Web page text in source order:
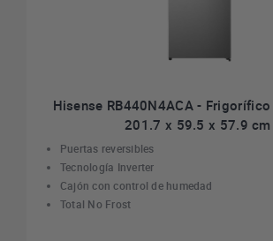
Hisense RB440N4ACA -
201.7 x 59.5 x 57.9 cm
Puertas reversibles
Tecnología Inverter
Cajón con control de humedad
Total No Frost